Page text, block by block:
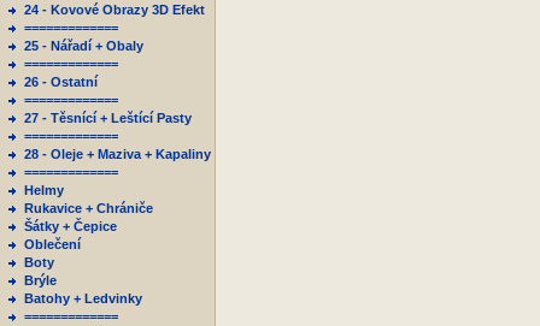
24 - Kovové Obrazy 3D Efekt
=============
25 - Nářadí + Obaly
=============
26 - Ostatní
=============
27 - Těsnící + Leštící Pasty
=============
28 - Oleje + Maziva + Kapaliny
=============
Helmy
Rukavice + Chrániče
Šátky + Čepice
Oblečení
Boty
Brýle
Batohy + Ledvinky
=============